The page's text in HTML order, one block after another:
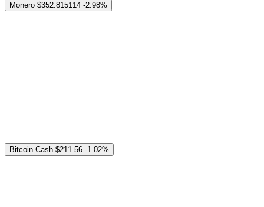
Monero $352.815114 -2.98%
Bitcoin Cash $211.56 -1.02%